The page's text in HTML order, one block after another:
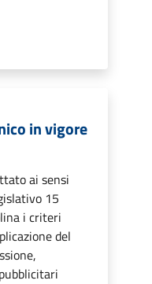
in vigore
ai sensi
15
i criteri
del